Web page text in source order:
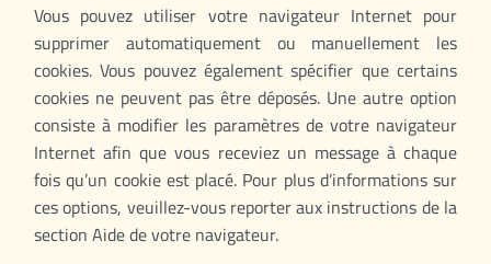
Vous pouvez utiliser votre navigateur Internet pour
supprimer automatiquement ou manuellement les
cookies. Vous pouvez également spécifier que certains
cookies ne peuvent pas être déposés. Une autre option
consiste à modifier les paramètres de votre navigateur
Internet afin que vous receviez un message à chaque
fois qu’un cookie est placé. Pour plus d’informations sur
ces options, veuillez-vous reporter aux instructions de la
section Aide de votre navigateur.